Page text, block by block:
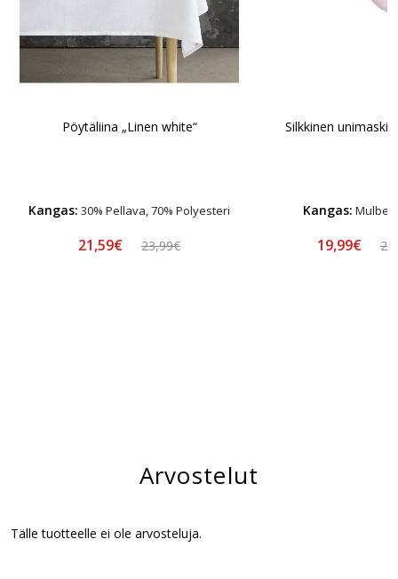
Pöytäliina „Linen white“
Kangas: 30% Pellava, 70% Polyesteri
21,59€ 23,99€
Silkkinen unimaski
Kangas:
19,99€
Arvostelut
Tälle tuotteelle ei ole arvosteluja.